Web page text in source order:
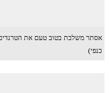
אסתר משלבת בטוב טעם את הטרנדים
כנפי)